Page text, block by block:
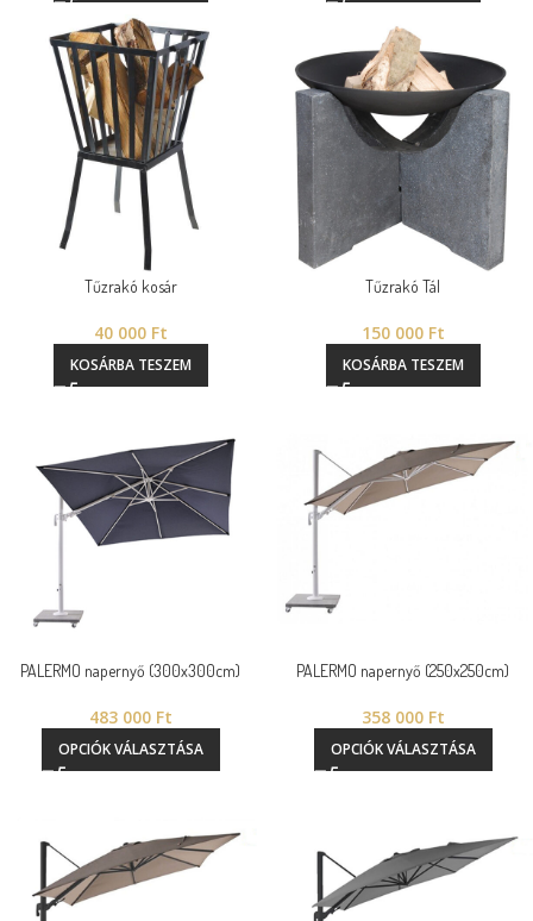
Tűzrakó kosár
40 000 Ft
KOSÁRBA TESZEM
Tűzrakó Tál
150 000 Ft
KOSÁRBA TESZEM
PALERMO napernyő (300x300cm)
483 000 Ft
OPCIÓK VÁLASZTÁSA
PALERMO napernyő (250x250cm)
358 000 Ft
OPCIÓK VÁLASZTÁSA